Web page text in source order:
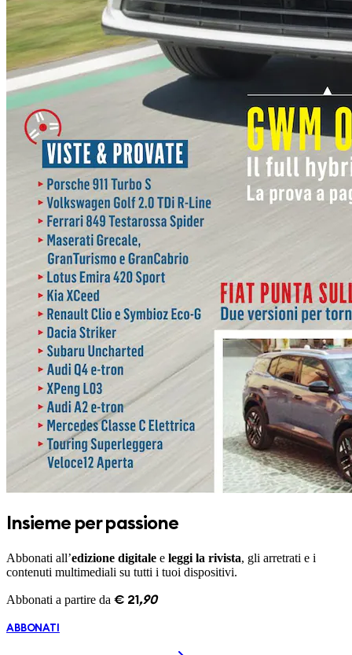
Insieme per passione
Abbonati all’edizione digitale e leggi la rivista, gli arretrati e i
contenuti multimediali su tutti i tuoi dispositivi.
Abbonati a partire da € 21 ,90
ABBONATI